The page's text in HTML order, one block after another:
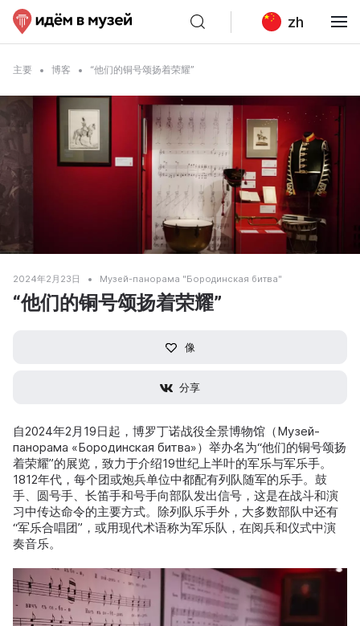
zh
主要 博客 “他们的铜号颂扬着荣耀”
2024年2月23日 Музей-панорама "Бородинская битва"
“他们的铜号颂扬着荣耀”
像
分享
自2024年2月19日起，博罗丁诺战役全景博物馆（Музей-
панорама «Бородинская битва»）举办名为“他们的铜号颂扬
着荣耀”的展览，致力于介绍19世纪上半叶的军乐与军乐手。
1812年代，每个团或炮兵单位中都配有列队随军的乐手。鼓
手、圆号手、长笛手和号手向部队发出信号，这是在战斗和演
习中传达命令的主要方式。除列队乐手外，大多数部队中还有
“军乐合唱团”，或用现代术语称为军乐队，在阅兵和仪式中演
奏音乐。